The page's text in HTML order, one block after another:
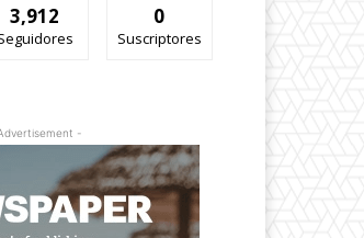
3,912 0
Suscriptores
-